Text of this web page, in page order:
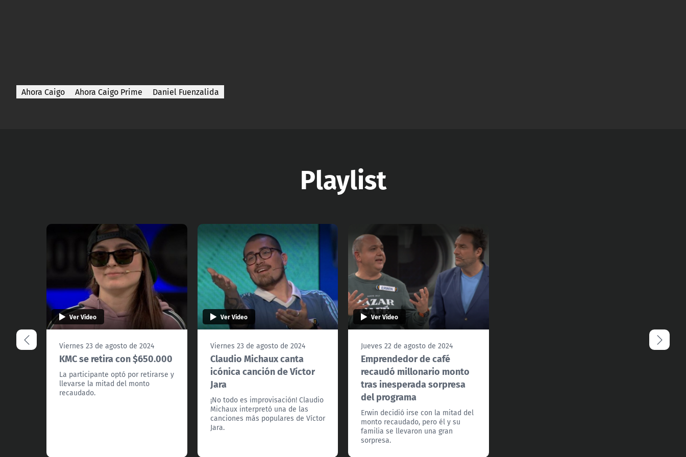
Ahora Caigo Ahora Caigo Prime Daniel Fuenzalida
Playlist
Ver Video
Viernes 23 de agosto de 2024
KMC se retira con $650.000
La participante optó por retirarse y
llevarse la mitad del monto
recaudado.
Ver Video
Viernes 23 de agosto de 2024
Claudio Michaux canta
icónica canción de Víctor
Jara
¡No todo es improvisación! Claudio
Michaux interpretó una de las
canciones más populares de Víctor
Jara.
Ver Video
Jueves 22 de agosto de 2024
Emprendedor de café
recaudó millonario monto
tras inesperada sorpresa
del programa
Erwin decidió irse con la mitad del
monto recaudado, pero él y su
familia se llevaron una gran
sorpresa.